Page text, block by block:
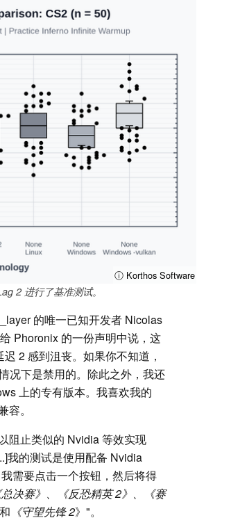
ⓘ Korthos Software
2 进行了基准测试。
的唯一已知开发者 Nicolas
Phoronix 的一份声明中说，这
2 感到沮丧。如果你不知道，
况下是禁用的。除此之外，我还
上的专有版本。我喜欢我的
。
阻止类似的 Nvidia 等效实现
我的测试是使用配备 Nvidia
需要点击一个按钮，然后将得
总决赛》、《反恐精英 2》、《赛
和 《守望先锋 2》"。